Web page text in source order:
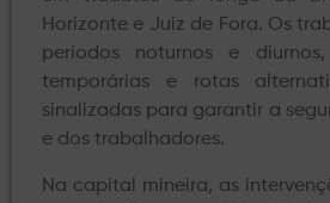
Horizonte e Juiz de Fora. Os
períodos noturnos e
temporárias e rotas
sinalizadas para garantir a
e dos trabalhadores.
Na capital mineira, as